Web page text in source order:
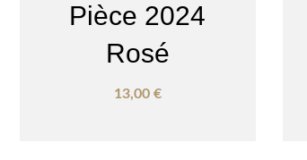
Pièce 2024
Rosé
13,00 €